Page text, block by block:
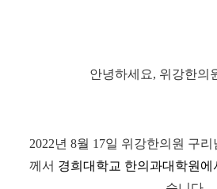
안녕하세요, 위강한의
2022년 8월 17일 위 강한의원 구리
께서 경희대학교 한의과대학원